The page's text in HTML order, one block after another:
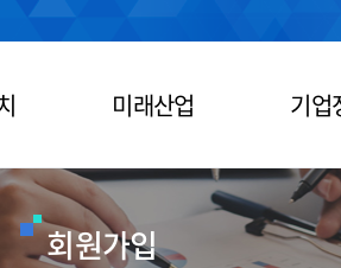
미래산업 기업
회원가입